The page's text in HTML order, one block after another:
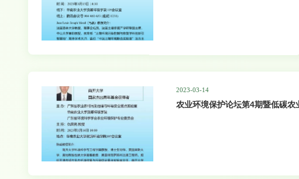
2023-03-14
农业环境保护论坛第4期暨低碳农